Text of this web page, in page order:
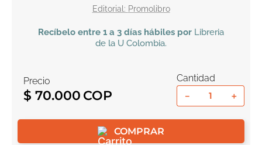
Promolibro
Recíbelo entre 1 a 3 días hábiles por Libreria
de la U Colombia.
Precio
$ 70.000
Cantidad
＋
－
COMPRAR